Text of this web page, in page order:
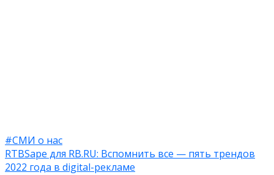
#СМИ о нас
RTBSape для RB.RU: Вспомнить все — пять трендов
2022 года в digital-рекламе